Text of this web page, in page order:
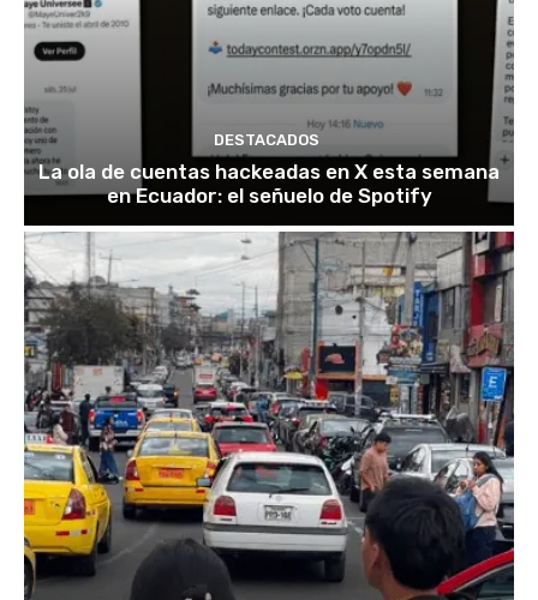
DESTACADOS
La ola de cuentas hackeadas en X esta semana
en Ecuador: el señuelo de Spotify